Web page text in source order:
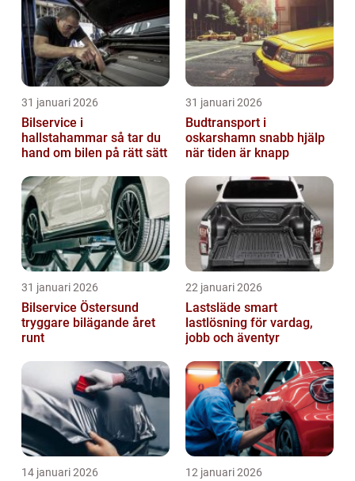
31 januari 2026
Bilservice i
hallstahammar så tar du
hand om bilen på rätt sätt
31 januari 2026
Budtransport i
oskarshamn snabb hjälp
när tiden är knapp
31 januari 2026
Bilservice Östersund
tryggare bilägande året
runt
22 januari 2026
Lastsläde smart
lastlösning för vardag,
jobb och äventyr
14 januari 2026 12 januari 2026